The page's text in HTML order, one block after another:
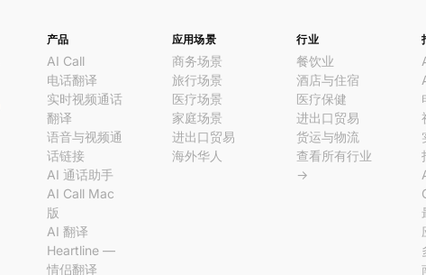
产品
AI Call
电话翻译
实时视频通话
翻译
语音与视频通
话链接
AI 通话助手
AI Call Mac
版
AI 翻译
Heartline —
情侣翻译
应用场景
商务场景
旅行场景
医疗场景
家庭场景
进出口贸易
海外华人
行业
餐饮业
酒店与住宿
医疗保健
进出口贸易
货运与物流
查看所有行业
→